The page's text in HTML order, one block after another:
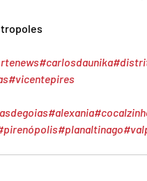
#carlosdaunika
#vicentepires
#alexania
#planaltinago